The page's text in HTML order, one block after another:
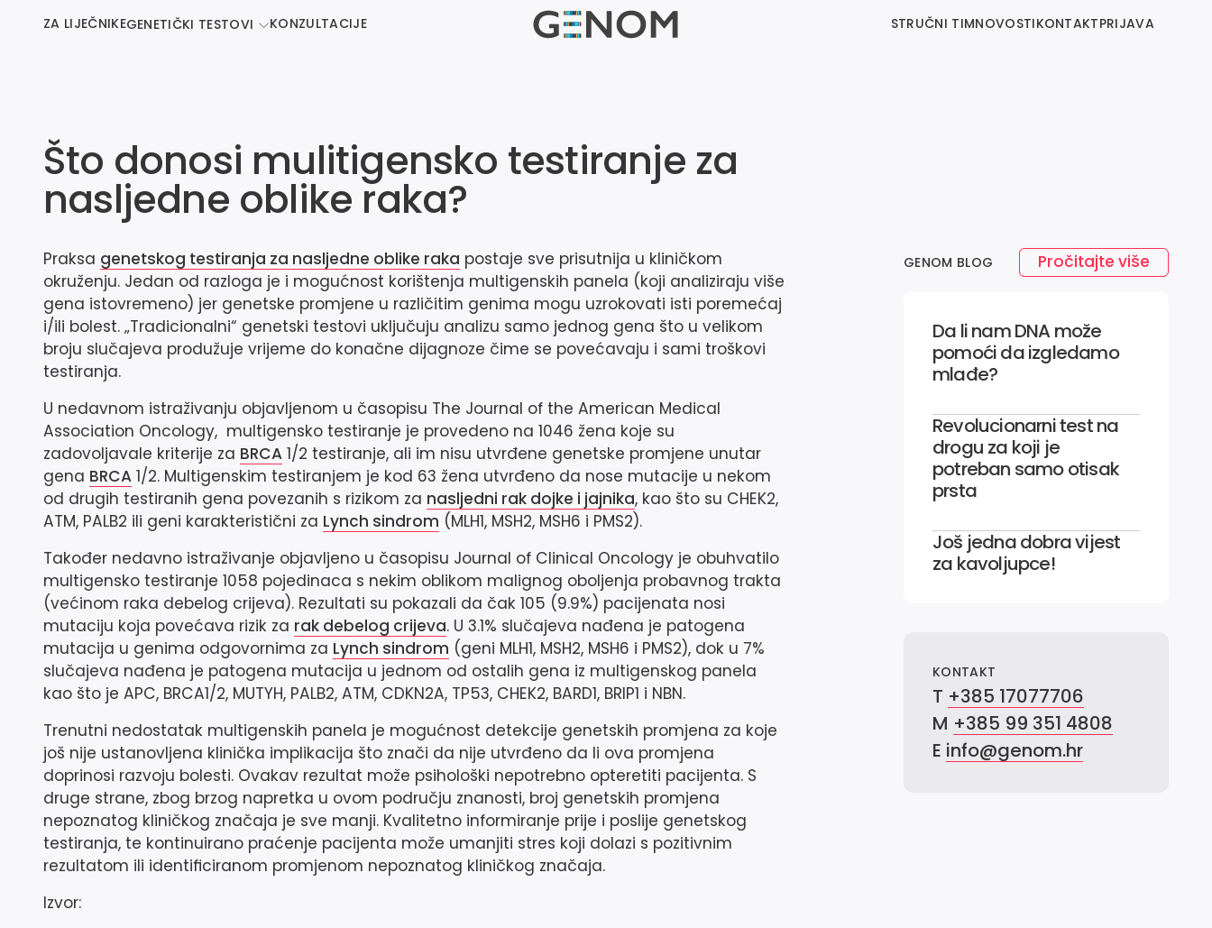
ZA LIJEČNIKEGENETIČKI TESTOVI KONZULTACIJE STRUČNI TIMNOVOSTIKONTAKTPRIJAVA
Što donosi mulitigensko testiranje za
nasljedne oblike raka?
Praksa genetskog testiranja za nasljedne oblike raka postaje sve prisutnija u kliničkom
okruženju. Jedan od razloga je i mogućnost korištenja multigenskih panela (koji analiziraju više
gena istovremeno) jer genetske promjene u različitim genima mogu uzrokovati isti poremećaj
i/ili bolest. „Tradicionalni“ genetski testovi uključuju analizu samo jednog gena što u velikom
broju slučajeva produžuje vrijeme do konačne dijagnoze čime se povećavaju i sami troškovi
testiranja.
U nedavnom istraživanju objavljenom u časopisu The Journal of the American Medical
Association Oncology, multigensko testiranje je provedeno na 1046 žena koje su
zadovoljavale kriterije za BRCA 1/2 testiranje, ali im nisu utvrđene genetske promjene unutar
gena BRCA 1/2. Multigenskim testiranjem je kod 63 žena utvrđeno da nose mutacije u nekom
od drugih testiranih gena povezanih s rizikom za nasljedni rak dojke i jajnika, kao što su CHEK2,
ATM, PALB2 ili geni karakteristični za Lynch sindrom (MLH1, MSH2, MSH6 i PMS2).
Također nedavno istraživanje objavljeno u časopisu Journal of Clinical Oncology je obuhvatilo
multigensko testiranje 1058 pojedinaca s nekim oblikom malignog oboljenja probavnog trakta
(većinom raka debelog crijeva). Rezultati su pokazali da čak 105 (9.9%) pacijenata nosi
mutaciju koja povećava rizik za rak debelog crijeva. U 3.1% slučajeva nađena je patogena
mutacija u genima odgovornima za Lynch sindrom (geni MLH1, MSH2, MSH6 i PMS2), dok u 7%
slučajeva nađena je patogena mutacija u jednom od ostalih gena iz multigenskog panela
kao što je APC, BRCA1/2, MUTYH, PALB2, ATM, CDKN2A, TP53, CHEK2, BARD1, BRIP1 i NBN.
Trenutni nedostatak multigenskih panela je mogućnost detekcije genetskih promjena za koje
još nije ustanovljena klinička implikacija što znači da nije utvrđeno da li ova promjena
doprinosi razvoju bolesti. Ovakav rezultat može psihološki nepotrebno opteretiti pacijenta. S
druge strane, zbog brzog napretka u ovom području znanosti, broj genetskih promjena
nepoznatog kliničkog značaja je sve manji. Kvalitetno informiranje prije i poslije genetskog
testiranja, te kontinuirano praćenje pacijenta može umanjiti stres koji dolazi s pozitivnim
rezultatom ili identificiranom promjenom nepoznatog kliničkog značaja.
Izvor:
GENOM BLOG Pročitajte više
Da li nam DNA može
pomoći da izgledamo
mlađe?
Revolucionarni test na
drogu za koji je
potreban samo otisak
prsta
Još jedna dobra vijest
za kavoljupce!
KONTAKT
T +385 17077706
M +385 99 351 4808
E info@genom.hr